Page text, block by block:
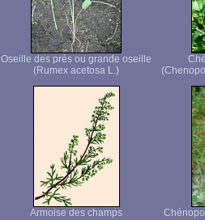
Oseille des prés ou grande oseille
(Rumex acetosa L.)
Armoise des champs